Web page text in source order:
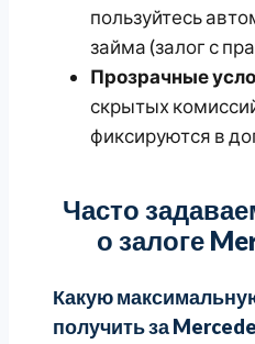
пользуйтесь
займа (залог с
Прозрачные
скрытых
фиксируются в
Часто
о залоге
Какую
получить за